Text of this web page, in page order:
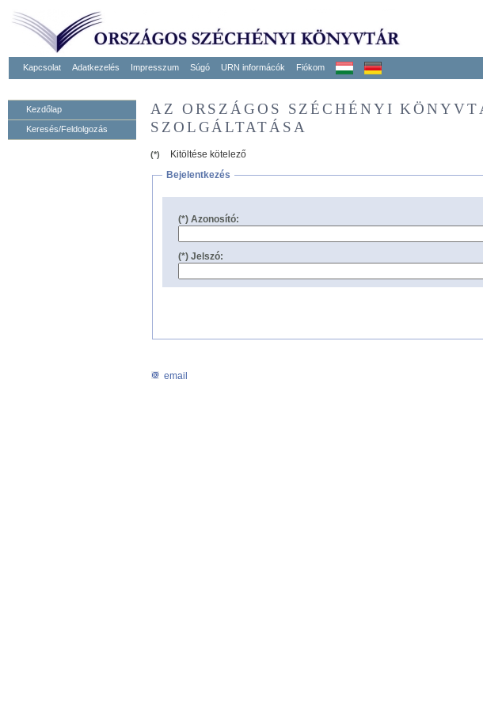
Kapcsolat Adatkezelés Impresszum Súgó URN informácók Fiókom
Kezdőlap
Keresés/Feldolgozás
AZ ORSZÁGOS SZÉCHÉNYI
SZOLGÁLTATÁSA
(*)
Kitöltése kötelező
Bejelentkezés
(*) Azonosító:
(*) Jelszó:
email